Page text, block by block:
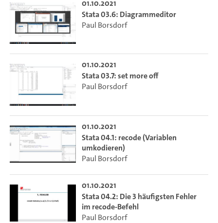
01.10.2021
Stata 03.6: Diagrammeditor
Paul Borsdorf
01.10.2021
Stata 03.7: set more off
Paul Borsdorf
01.10.2021
Stata 04.1: recode (Variablen
umkodieren)
Paul Borsdorf
01.10.2021
Stata 04.2: Die 3 häufigsten Fehler
im recode-Befehl
Paul Borsdorf